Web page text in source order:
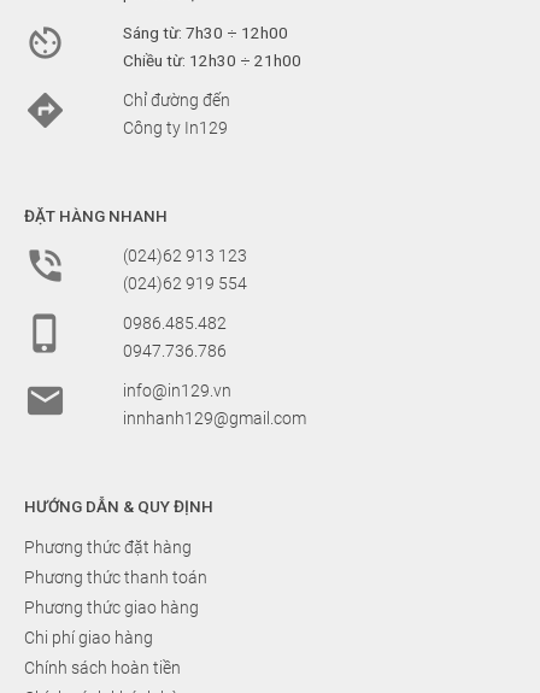

Sáng từ: 7h30 ÷ 12h00
Chiều từ: 12h30 ÷ 21h00

Chỉ đường đến
Công ty In129
ĐẶT HÀNG NHANH

(024)62 913 123
(024)62 919 554

0986.485.482
0947.736.786

info@in129.vn
innhanh129@gmail.com
HƯỚNG DẪN & QUY ĐỊNH
Phương thức đặt hàng
Phương thức thanh toán
Phương thức giao hàng
Chi phí giao hàng
Chính sách hoàn tiền